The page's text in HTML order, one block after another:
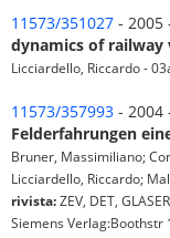
11573/351027 - 2005
dynamics of railway
Licciardello, Riccardo -
11573/357993 - 2004
Felderfahrungen
Bruner, Massimiliano;
Licciardello, Riccardo;
rivista:ZEV, DET,
Siemens Verlag:Boothstr